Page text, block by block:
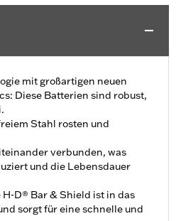
mit großartigen neuen
Diese Batterien sind robust,
Stahl rosten und
verbunden, was
und die Lebensdauer
D® Bar & Shield ist in das
sorgt für eine schnelle und